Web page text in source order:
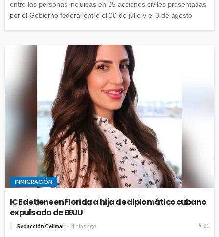
entre las personas incluidas en 25 acciones civiles presentadas
por el Gobierno federal entre el 20 de julio y el 3 de agosto
INMIGRACIÓN
ICE detiene en Florida a hija de diplomático cubano
expulsado de EEUU
Redacción Celimar 4 días ago 21